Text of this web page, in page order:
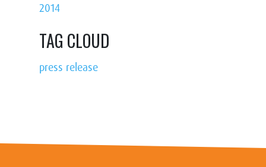
2014
TAG CLOUD
press release